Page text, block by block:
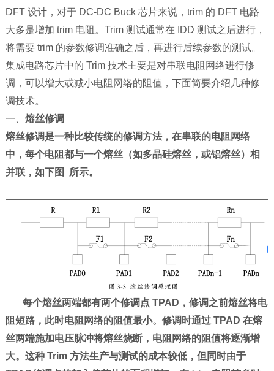
DFT 设计，对于 DC-DC Buck 芯片来说，trim 的 DFT 电路
大多是增加 trim 电阻。Trim 测试通常在 IDD 测试之后进行，
将需要 trim 的参数修调准确之后，再进行后续参数的测试。
集成电路芯片中的 Trim 技术主要是对串联电阻网络进行修
调，可以增大或减小电阻网络的阻值，下面简要介绍几种修
调技术。
一、 熔丝修调
熔丝修调是一种比较传统的修调方法，在串联的电阻网络
中，每个电阻都与一个熔丝（如多晶硅熔丝，或铝熔丝）相
并联，如下图 所示。
每个熔丝两端都有两个修调点 TPAD，修调之前熔丝将电
阻短路，此时电阻网络的阻值最小。修调时通过 TPAD 在熔
丝两端施加电压脉冲将熔丝烧断，电阻网络的阻值将逐渐增
大。这种 Trim 方法生产与测试的成本较低，但同时由于